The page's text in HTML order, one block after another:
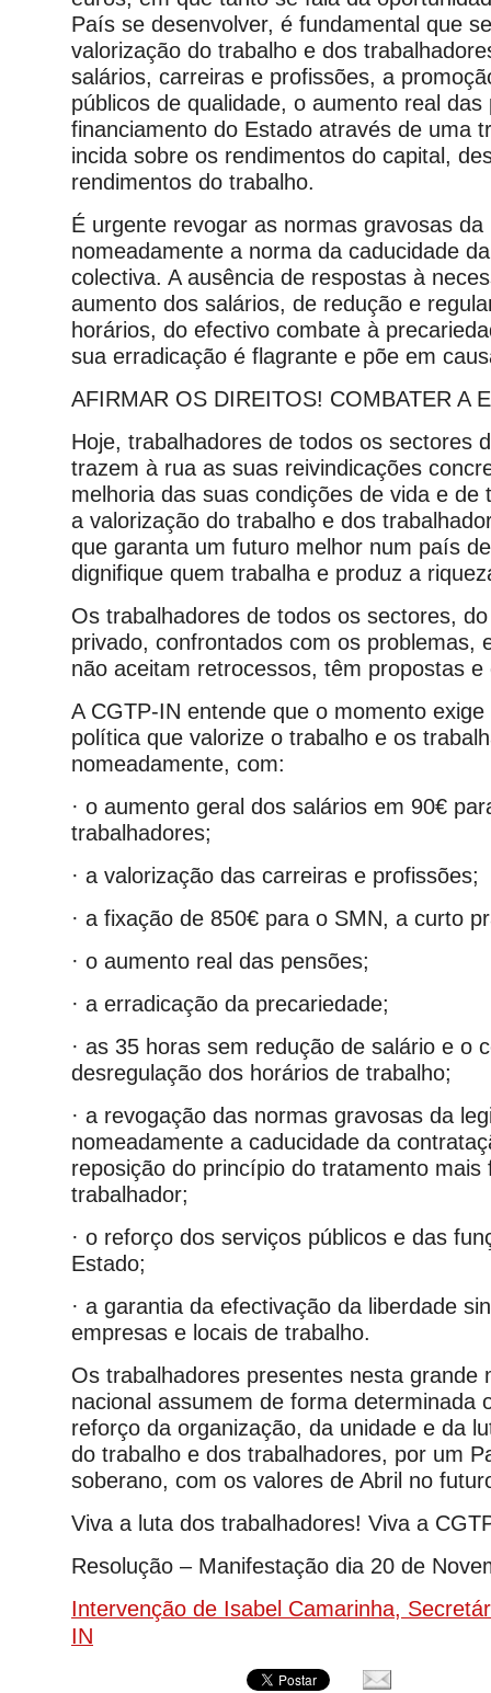
País se desenvolver, é fundamental que
valorização do trabalho e dos
salários, carreiras e profissões, a
públicos de qualidade, o aumento real das
financiamento do Estado através de uma
incida sobre os rendimentos do capital,
rendimentos do trabalho.
É urgente revogar as normas gravosas da
nomeadamente a norma da caducidade
colectiva. A ausência de respostas à
aumento dos salários, de redução e
horários, do efectivo combate à
sua erradicação é flagrante e põe em
AFIRMAR OS DIREITOS! COMBATER A
Hoje, trabalhadores de todos os sectores
trazem à rua as suas reivindicações
melhoria das suas condições de vida e de
a valorização do trabalho e dos
que garanta um futuro melhor num país
dignifique quem trabalha e produz a
Os trabalhadores de todos os sectores,
privado, confrontados com os problemas,
não aceitam retrocessos, têm propostas
A CGTP-IN entende que o momento
política que valorize o trabalho e os
nomeadamente, com:
· o aumento geral dos salários em 90€
trabalhadores;
· a valorização das carreiras e profissões;
· a fixação de 850€ para o SMN, a curto
· o aumento real das pensões;
· a erradicação da precariedade;
· as 35 horas sem redução de salário e o
desregulação dos horários de trabalho;
· a revogação das normas gravosas da
nomeadamente a caducidade da
reposição do princípio do tratamento mais
trabalhador;
· o reforço dos serviços públicos e das
Estado;
· a garantia da efectivação da liberdade
empresas e locais de trabalho.
Os trabalhadores presentes nesta grande
nacional assumem de forma determinada
reforço da organização, da unidade e da
do trabalho e dos trabalhadores, por um
soberano, com os valores de Abril no
Viva a luta dos trabalhadores! Viva a
Resolução – Manifestação dia 20 de
Intervenção de Isabel Camarinha,
IN